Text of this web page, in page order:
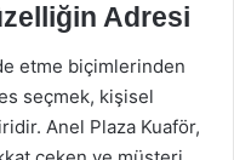
Adresi
etme biçimlerinden
seçmek, kişisel
Anel Plaza Kuaför,